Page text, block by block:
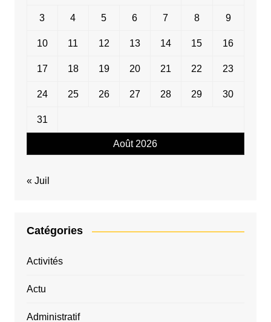
Août 2026
3 4 5 6 7 8 9
10 11 12 13 14 15 16
17 18 19 20 21 22 23
24 25 26 27 28 29 30
31
« Juil
Catégories
Activités
Actu
Administratif